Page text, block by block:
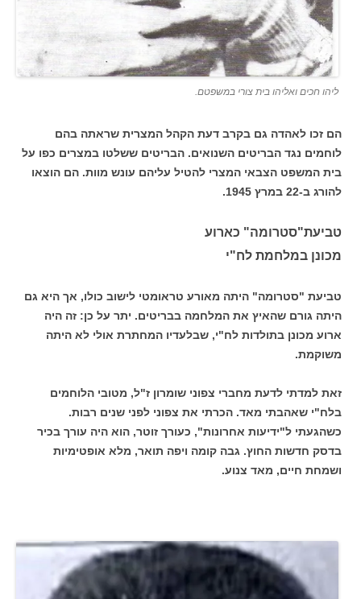
ליהו חכים ואליהו בית צורי במשפטם.
הם זכו לאהדה גם בקרב דעת הקהל המצרית שראתה בהם
לוחמים נגד הבריטים השנואים. הבריטים ששלטו במצרים כפו על
בית המשפט הצבאי המצרי להטיל עליהם עונש מוות. הם הוצאו
להורג ב-22 במרץ 1945.
טביעת"סטרומה" כארוע
מכונן במלחמת לח"י
טביעת "סטרומה" היתה מאורע טראומטי לישוב כולו, אך היא גם
היתה גורם שהאיץ את המלחמה בבריטים. יתר על כן: זה היה
ארוע מכונן בתולדות לח"י, שבלעדיו המחתרת אולי לא היתה
משוקמת.
זאת למדתי לדעת מחברי צפוני שומרון ז"ל, מטובי הלוחמים
בלח"י שאהבתי מאד. הכרתי את צפוני לפני שנים רבות.
כשהגעתי ל"ידיעות אחרונות", כעורך זוטר, הוא היה עורך בכיר
בדסק חדשות החוץ. גבה קומה ויפה תואר, מלא אופטימיות
ושמחת חיים, מאד צנוע.